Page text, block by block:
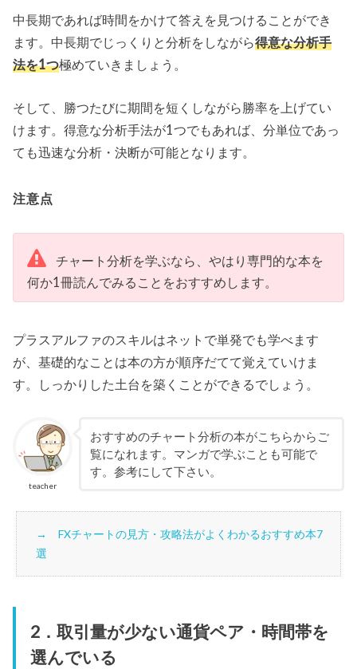
中長期であれば時間をかけて答えを見つけることができ
ます。中長期でじっくりと分析をしながら得意な分析手
法を1つ極めていきましょう。
そして、勝つたびに期間を短くしながら勝率を上げてい
けます。得意な分析手法が1つでもあれば、分単位であっ
ても迅速な分析・決断が可能となります。
注意点
チャート分析を学ぶなら、やはり専門的な本を
何か1冊読んでみることをおすすめします。
プラスアルファのスキルはネットで単発でも学べます
が、基礎的なことは本の方が順序だてて覚えていけま
す。しっかりした土台を築くことができるでしょう。
teacher
おすすめのチャート分析の本がこちらからご
覧になれます。マンガで学ぶことも可能で
す。参考にして下さい。
FXチャートの見方・攻略法がよくわかるおすすめ本7
選
2．取引量が少ない通貨ペア・時間帯を
選んでいる